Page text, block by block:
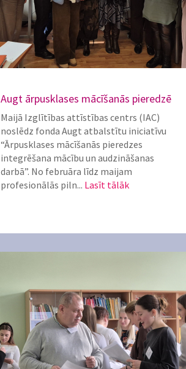
Augt ārpusklases mācīšanās pieredzē
Maijā Izglītības attīstības centrs (IAC)
noslēdz fonda Augt atbalstītu iniciatīvu
“Ārpusklases mācīšanās pieredzes
integrēšana mācību un audzināšanas
darbā”. No februāra līdz maijam
profesionālās piln... Lasīt tālāk